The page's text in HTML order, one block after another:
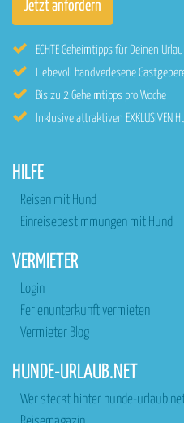
ECHTE Geheimtipps für Deinen
Liebevoll handverlesene
Bis zu 2 Geheimtipps pro Woche
Inklusive attraktiven EXKLUSIVEN
HILFE
Reisen mit Hund
Einreisebestimmungen mit Hund
VERMIETER
Login
Ferienunterkunft vermieten
Vermieter Blog
HUNDE-URLAUB.NET
Wer steckt hinter hunde-